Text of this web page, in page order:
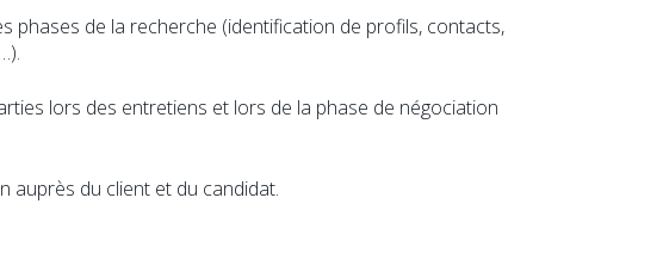
phases de la recherche (identification de profils, contacts,
lors des entretiens et lors de la phase de négociation
auprès du client et du candidat.